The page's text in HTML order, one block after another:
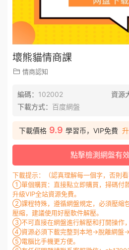
壞熊貓情商課
情商認知
編碼： 102002 資源
下載方式： 百度網盤
下載價格 9.9 學習币，VIP免費
點擊檢測網盤有
下載提示：（認真理解每一個字，否則看
①單個購買：直接點立即購買，掃碼付
升級VIP全站資源免費。
②課程特殊，遵循網盤規定，必須壓縮
壓縮，建議使用好壓軟件解壓。
③不可直接在網盤進行解壓和打開操作
④資源必須下載完整到本地→脫離網盤→
⑤電腦比手機更方便。